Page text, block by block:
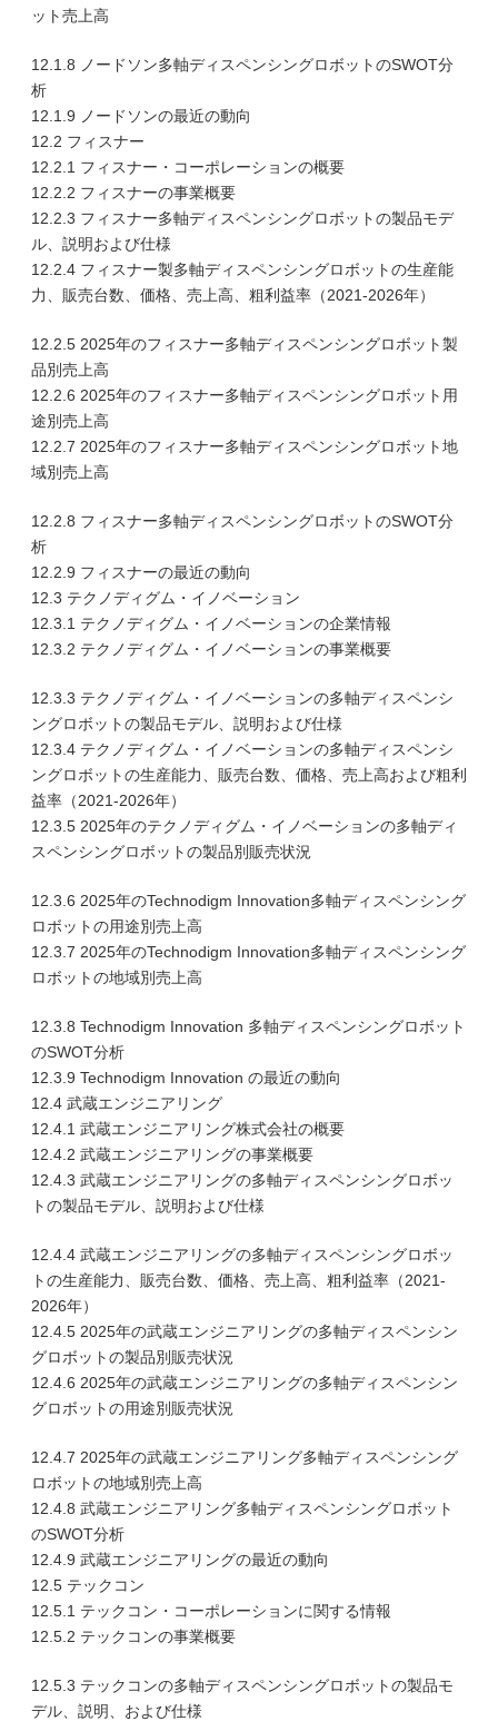
ット売上高
12.1.8 ノードソン多軸ディスペンシングロボットのSWOT分
析
12.1.9 ノードソンの最近の動向
12.2 フィスナー
12.2.1 フィスナー・コーポレーションの概要
12.2.2 フィスナーの事業概要
12.2.3 フィスナー多軸ディスペンシングロボットの製品モデ
ル、説明および仕様
12.2.4 フィスナー製多軸ディスペンシングロボットの生産能
力、販売台数、価格、売上高、粗利益率（2021-2026年）
12.2.5 2025年のフィスナー多軸ディスペンシングロボット製
品別売上高
12.2.6 2025年のフィスナー多軸ディスペンシングロボット用
途別売上高
12.2.7 2025年のフィスナー多軸ディスペンシングロボット地
域別売上高
12.2.8 フィスナー多軸ディスペンシングロボットのSWOT分
析
12.2.9 フィスナーの最近の動向
12.3 テクノディグム・イノベーション
12.3.1 テクノディグム・イノベーションの企業情報
12.3.2 テクノディグム・イノベーションの事業概要
12.3.3 テクノディグム・イノベーションの多軸ディスペンシ
ングロボットの製品モデル、説明および仕様
12.3.4 テクノディグム・イノベーションの多軸ディスペンシ
ングロボットの生産能力、販売台数、価格、売上高および粗利
益率（2021-2026年）
12.3.5 2025年のテクノディグム・イノベーションの多軸ディ
スペンシングロボットの製品別販売状況
12.3.6 2025年のTechnodigm Innovation多軸ディスペンシング
ロボットの用途別売上高
12.3.7 2025年のTechnodigm Innovation多軸ディスペンシング
ロボットの地域別売上高
12.3.8 Technodigm Innovation 多軸ディスペンシングロボット
のSWOT分析
12.3.9 Technodigm Innovation の最近の動向
12.4 武蔵エンジニアリング
12.4.1 武蔵エンジニアリング株式会社の概要
12.4.2 武蔵エンジニアリングの事業概要
12.4.3 武蔵エンジニアリングの多軸ディスペンシングロボッ
トの製品モデル、説明および仕様
12.4.4 武蔵エンジニアリングの多軸ディスペンシングロボッ
トの生産能力、販売台数、価格、売上高、粗利益率（2021-
2026年）
12.4.5 2025年の武蔵エンジニアリングの多軸ディスペンシン
グロボットの製品別販売状況
12.4.6 2025年の武蔵エンジニアリングの多軸ディスペンシン
グロボットの用途別販売状況
12.4.7 2025年の武蔵エンジニアリング多軸ディスペンシング
ロボットの地域別売上高
12.4.8 武蔵エンジニアリング多軸ディスペンシングロボット
のSWOT分析
12.4.9 武蔵エンジニアリングの最近の動向
12.5 テックコン
12.5.1 テックコン・コーポレーションに関する情報
12.5.2 テックコンの事業概要
12.5.3 テックコンの多軸ディスペンシングロボットの製品モ
デル、説明、および仕様